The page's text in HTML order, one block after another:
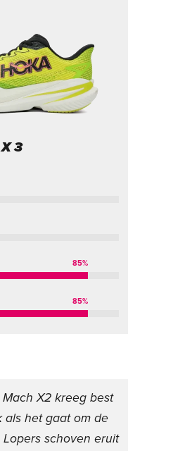
3
85%
85%
Mach X2 kreeg best
als het gaat om de
schoven eruit